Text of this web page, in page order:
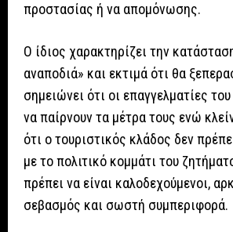
προστασίας ή να απομόνωσης.
Ο ίδιος χαρακτηρίζει την
αναποδιά» και εκτιμά ότι θα
σημειώνει ότι οι επαγγελματίες
να παίρνουν τα μέτρα τους ενώ
ότι ο τουριστικός κλάδος δεν
με το πολιτικό κομμάτι του
πρέπει να είναι καλοδεχούμενοι,
σεβασμός και σωστή συμπεριφορά.